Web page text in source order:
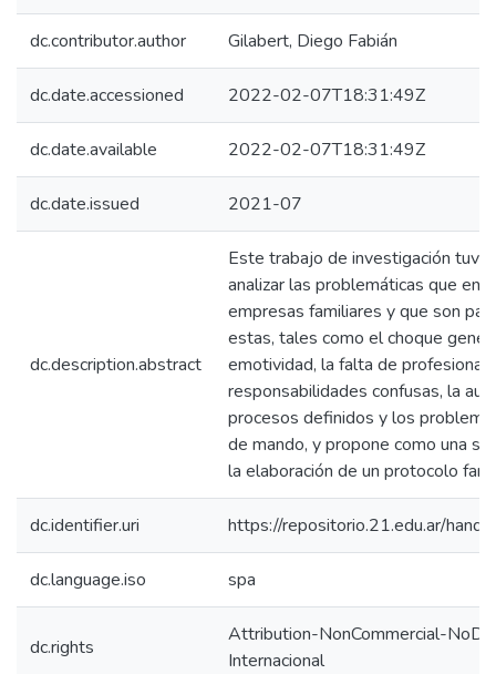
dc.contributor.author Gilabert, Diego Fabián
dc.date.accessioned 2022-02-07T18:31:49Z
dc.date.available 2022-02-07T18:31:49Z
dc.date.issued 2021-07
dc.description.abstract
Este trabajo de investigación tuvo
analizar las problemáticas que
empresas familiares y que son
estas, tales como el choque
emotividad, la falta de
responsabilidades confusas, la
procesos definidos y los
de mando, y propone como una
la elaboración de un protocolo
dc.identifier.uri https://repositorio.21.edu.ar/
dc.language.iso spa
dc.rights
Attribution-NonCommercial-
Internacional